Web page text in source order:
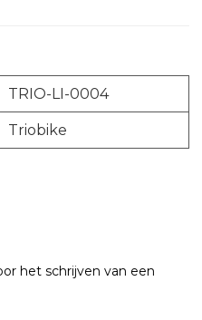
TRIO-LI-0004
Triobike
het schrijven van een